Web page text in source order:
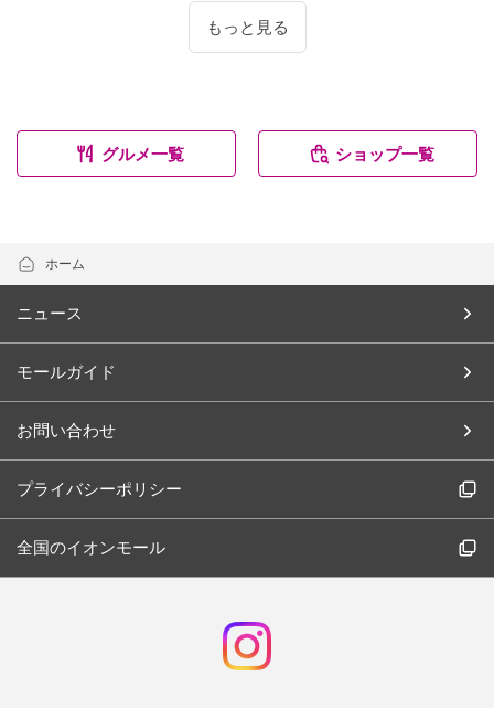
もっと見る
グルメ一覧 ショップ一覧
ホーム
ニュース
モールガイド
お問い合わせ
プライバシーポリシー
全国のイオンモール